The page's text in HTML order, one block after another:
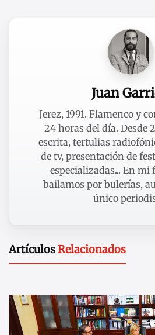
Juan
Jerez, 1991. Flamenco y
24 horas del día. Desde
escrita, tertulias
de tv, presentación de
especializadas... En mi
bailamos por bulerías,
único
ArtículosRelacionados